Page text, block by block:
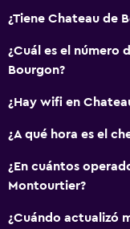
¿Tiene Chateau de
¿Cuál es el número
Bourgon?
¿Hay wifi en
¿A qué hora es el
¿En cuántos
Montourtier?
¿Cuándo actualizó